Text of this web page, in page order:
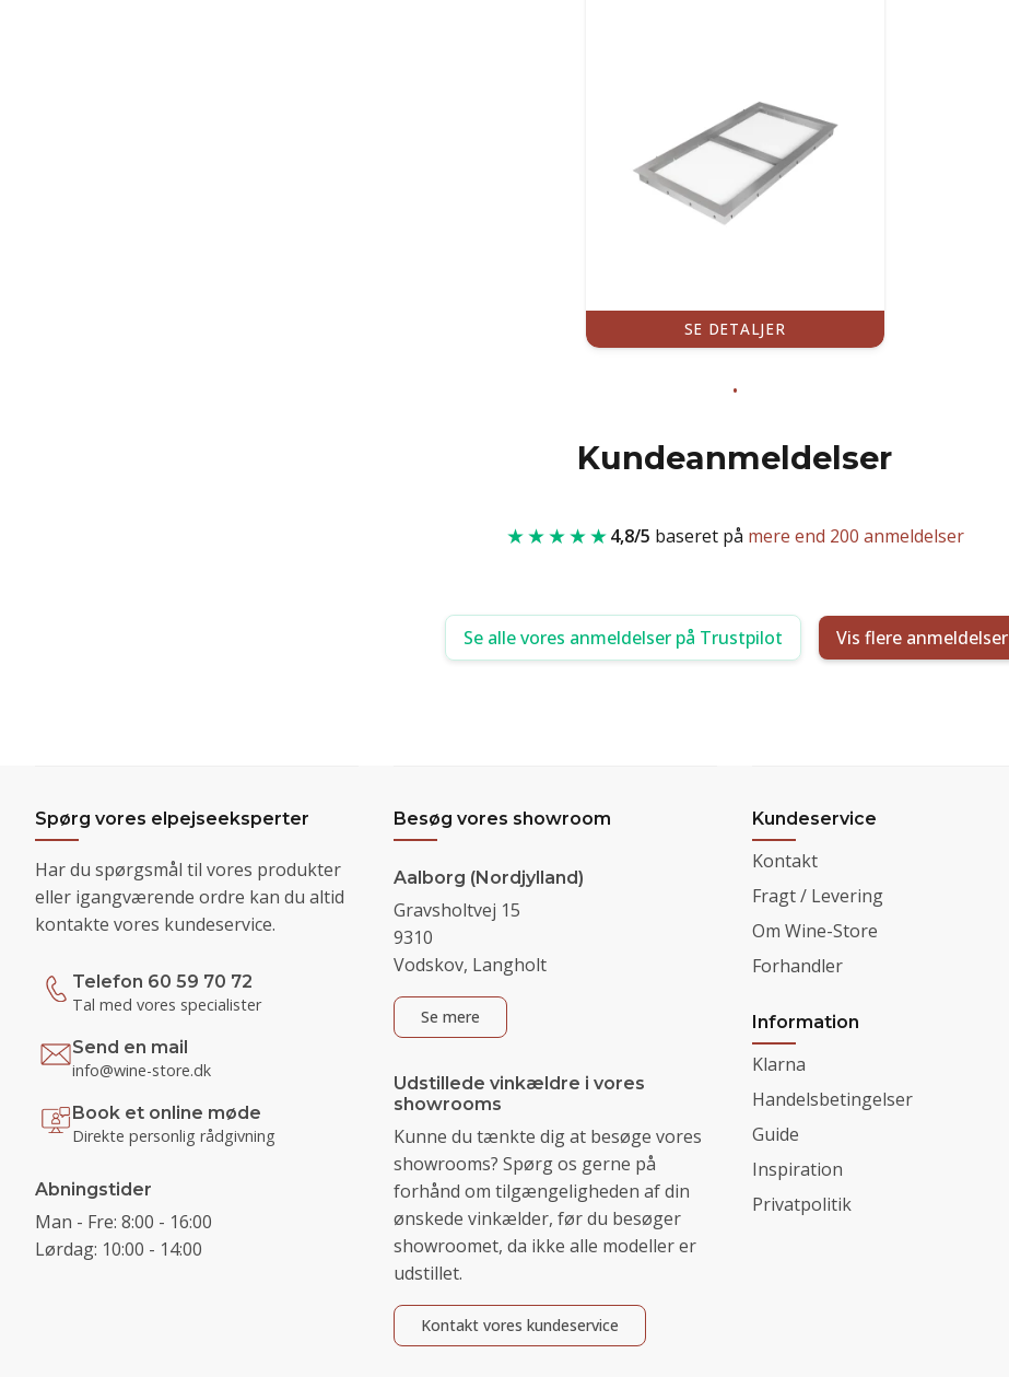
SE DETALJER
Kundeanmeldelser
★★★★★4,8/5 baseret på mere end 200 anmeldelser
Se alle vores anmeldelser på Trustpilot Vis flere anmeldelser
Spørg vores elpejseeksperter
Har du spørgsmål til vores produkter
eller igangværende ordre kan du altid
kontakte vores kundeservice.
Telefon 60 59 70 72
Tal med vores specialister
Send en mail
info@wine-store.dk
Book et online møde
Direkte personlig rådgivning
Abningstider
Man - Fre: 8:00 - 16:00
Lørdag: 10:00 - 14:00
Besøg vores showroom
Aalborg (Nordjylland)
Gravsholtvej 15
9310
Vodskov, Langholt
Se mere
Udstillede vinkældre i vores
showrooms
Kunne du tænkte dig at besøge vores
showrooms? Spørg os gerne på
forhånd om tilgængeligheden af din
ønskede vinkælder, før du besøger
showroomet, da ikke alle modeller er
udstillet.
Kontakt vores kundeservice
Kundeservice
Kontakt
Fragt / Levering
Om Wine-Store
Forhandler
Information
Klarna
Handelsbetingelser
Guide
Inspiration
Privatpolitik